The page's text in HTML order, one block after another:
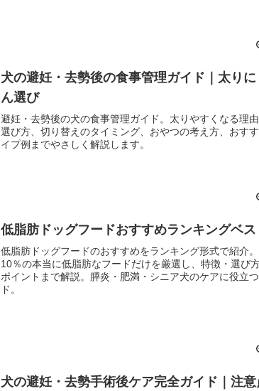
犬の避妊・去勢後の食事管理ガイド｜太り
ん選び
避妊・去勢後の犬の食事管理ガイド。太りやすくなる理
選び方、切り替えのタイミング、おやつの考え方、おす
イプ例までやさしく解説します。
低脂肪ドッグフードおすすめランキングベス
低脂肪ドッグフードのおすすめをランキング形式で紹介
10％の本当に低脂肪なフードだけを厳選し、特徴・選び
ポイントまで解説。膵炎・肥満・シニア犬のケアに役立
ド。
犬の避妊・去勢手術後ケア完全ガイド｜注